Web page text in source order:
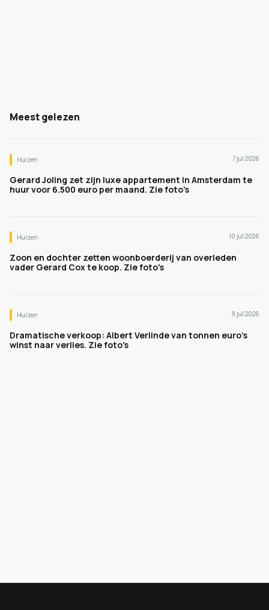
Meest gelezen
Huizen 7 jul 2026
Gerard Joling zet zijn luxe appartement in Amsterdam te
huur voor 6.500 euro per maand. Zie foto's
Huizen 10 jul 2026
Zoon en dochter zetten woonboerderij van overleden
vader Gerard Cox te koop. Zie foto's
Huizen 9 jul 2026
Dramatische verkoop: Albert Verlinde van tonnen euro's
winst naar verlies. Zie foto's